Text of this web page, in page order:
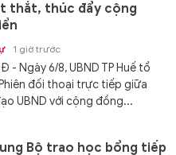
thắt, thúc đẩy cộng
1 giờ trước
- Ngày 6/8, UBND TP Huế tổ
đối thoại trực tiếp giữa
UBND với cộng đồng...
Bộ trao học bổng tiếp